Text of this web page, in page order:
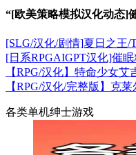
“[欧美策略模拟汉化动态]
[SLG/汉化/剧情]夏日之王/
[日系RPGAIGPT汉化]催
【RPG/汉化】特命少女
【RPG/汉化/完整版】克
各类单机绅士游戏